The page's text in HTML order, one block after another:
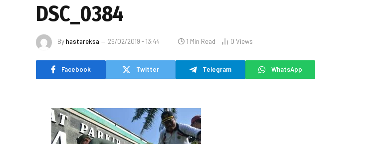
DSC_0384
Byhastareksa 26/02/2019 - 13:44 1 Min Read 0 Views
Facebook Twitter Telegram WhatsApp